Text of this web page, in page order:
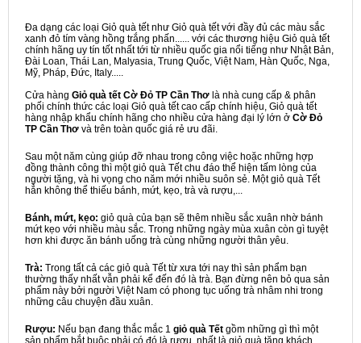
Đa dạng các loại Giỏ quà tết như Giỏ quà tết với đầy đủ các màu sắc
xanh đỏ tím vàng hồng trắng phấn...... với các thương hiệu Giỏ quà tết
chính hãng uy tín tốt nhất tới từ nhiều quốc gia nổi tiếng như Nhật Bản,
Đài Loan, Thái Lan, Malyasia, Trung Quốc, Việt Nam, Hàn Quốc, Nga,
Mỹ, Pháp, Đức, Italy.....
Cửa hàng Giỏ quà tết Cờ Đỏ TP Cần Thơ là nhà cung cấp & phân
phối chính thức các loại Giỏ quà tết cao cấp chính hiệu, Giỏ quà tết
hàng nhập khẩu chính hãng cho nhiều cửa hàng đại lý lớn ở Cờ Đỏ
TP Cần Thơ và trên toàn quốc giá rẻ ưu đãi.
Sau một năm cùng giúp đỡ nhau trong công việc hoặc những hợp
đồng thành công thì một giỏ quà Tết chu đáo thể hiện tấm lòng của
người tặng, và hi vọng cho năm mới nhiều suôn sẻ. Một giỏ quà Tết
hẳn không thể thiếu bánh, mứt, kẹo, trà và rượu,...
Bánh, mứt, kẹo: giỏ quà của bạn sẽ thêm nhiều sắc xuân nhờ bánh
mứt kẹo với nhiều màu sắc. Trong những ngày mùa xuân còn gì tuyệt
hơn khi được ăn bánh uống trà cùng những người thân yêu.
Trà: Trong tất cả các giỏ quà Tết từ xưa tới nay thì sản phẩm bạn
thường thấy nhất vẫn phải kể đến đó là trà. Bạn đừng nên bỏ qua sản
phẩm này bởi người Việt Nam có phong tục uống trà nhâm nhi trong
những câu chuyện đầu xuân.
Rượu: Nếu bạn đang thắc mắc 1 giỏ quà Tết gồm những gì thì một
sản phẩm bắt buộc phải có đó là rượu, nhất là giỏ quà tặng khách